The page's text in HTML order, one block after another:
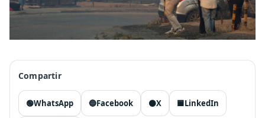
Compartir
🟢WhatsApp 🔵Facebook ⚫X 🟦LinkedIn